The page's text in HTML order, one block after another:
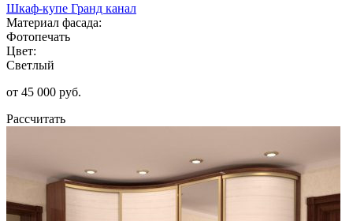
Шкаф-купе Гранд канал
Материал фасада:
Фотопечать
Цвет:
Светлый
от 45 000 руб.
Рассчитать